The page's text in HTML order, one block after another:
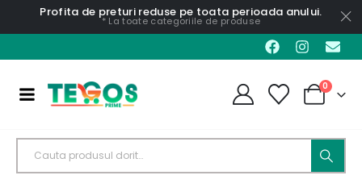
Profita de preturi reduse pe toata perioada anului.
* La toate categoriile de produse
0